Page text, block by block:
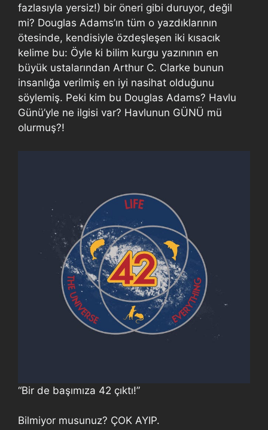
fazlasıyla yersiz!) bir öneri gibi duruyor, değil
mi? Douglas Adams’ın tüm o yazdıklarının
ötesinde, kendisiyle özdeşleşen iki kısacık
kelime bu: Öyle ki bilim kurgu yazınının en
büyük ustalarından Arthur C. Clarke bunun
insanlığa verilmiş en iyi nasihat olduğunu
söylemiş. Peki kim bu Douglas Adams? Havlu
Günü’yle ne ilgisi var? Havlunun GÜNÜ mü
olurmuş?!
“Bir de başımıza 42 çıktı!”
Bilmiyor musunuz? ÇOK AYIP.